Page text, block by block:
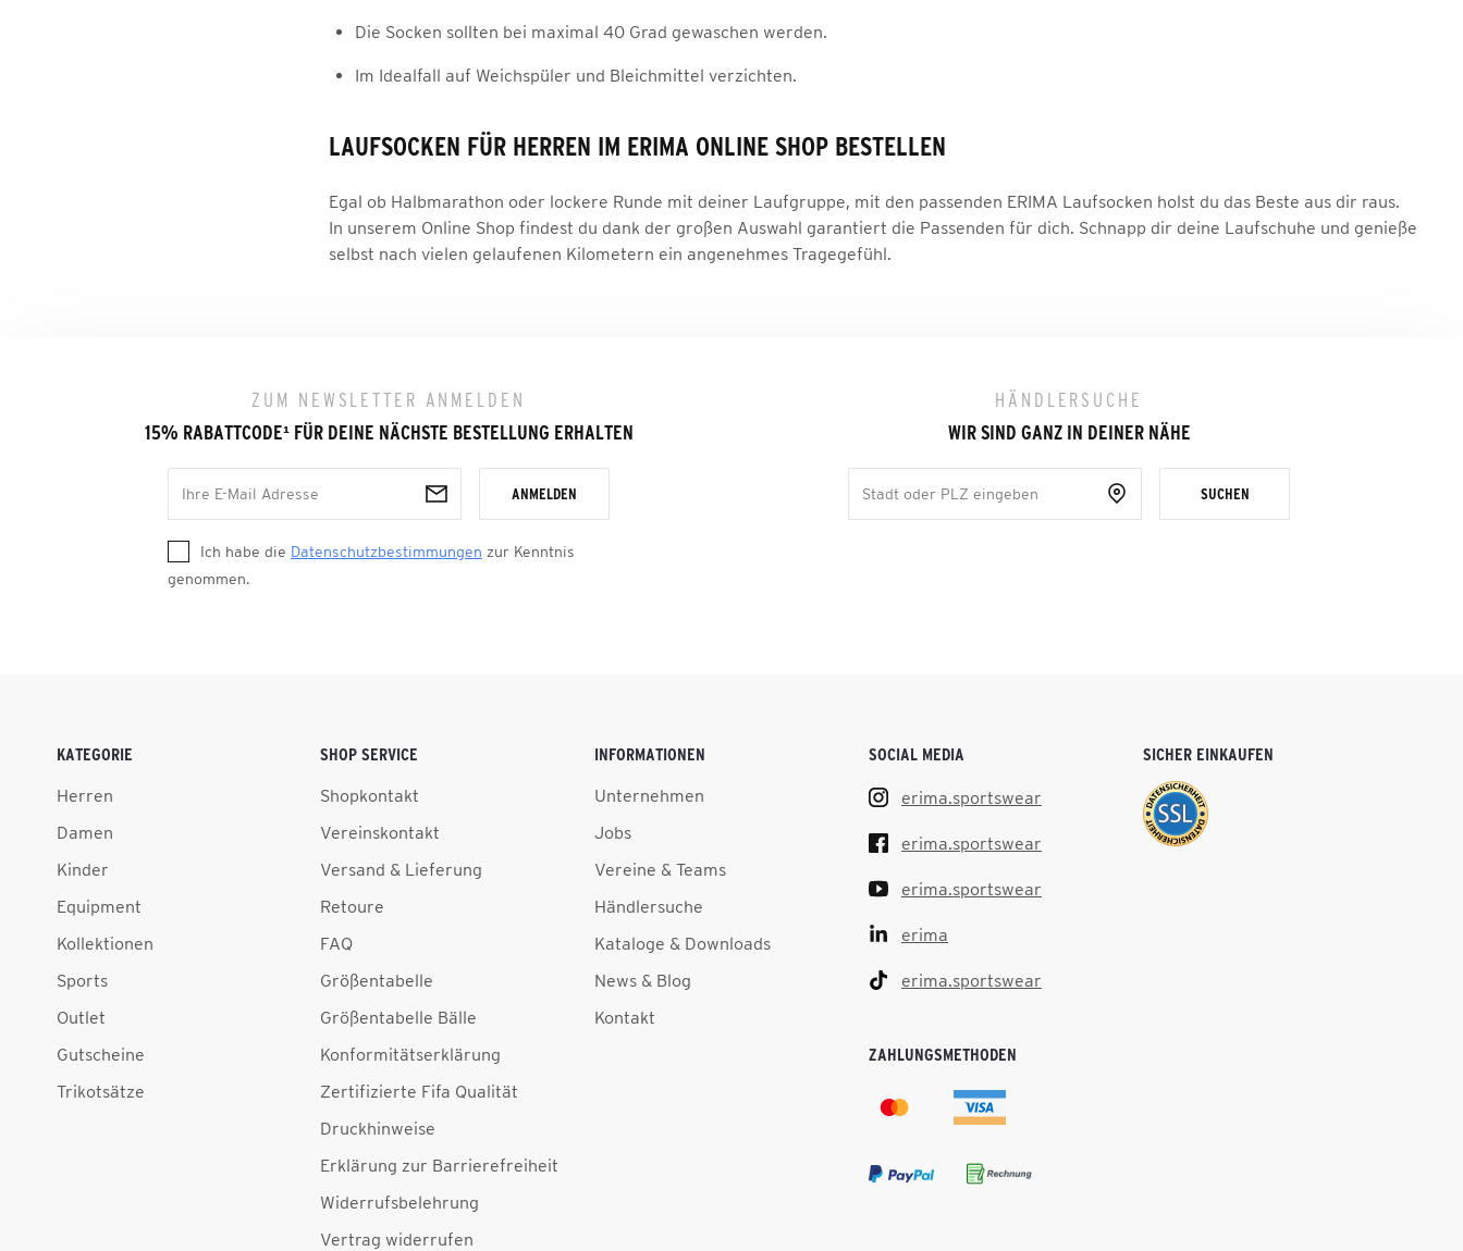
Die Socken sollten bei maximal 40 Grad gewaschen werden.
Im Idealfall auf Weichspüler und Bleichmittel verzichten.
LAUFSOCKEN FÜR HERREN IM ERIMA ONLINE SHOP BESTELLEN
Egal ob Halbmarathon oder lockere Runde mit deiner Laufgruppe, mit den passenden ERIMA Laufsocken holst du das Beste aus dir raus.
In unserem Online Shop findest du dank der großen Auswahl garantiert die Passenden für dich. Schnapp dir deine Laufschuhe und genieße
selbst nach vielen gelaufenen Kilometern ein angenehmes Tragegefühl.
ZUM NEWSLETTER ANMELDEN
15% RABATTCODE¹FÜR DEINE NÄCHSTE BESTELLUNG ERHALTEN
ANMELDEN
Ich habe die Datenschutzbestimmungen zur Kenntnis
genommen.
HÄNDLERSUCHE
WIR SIND GANZ IN DEINER NÄHE
SUCHEN
KATEGORIE
Herren
Damen
Kinder
Equipment
Kollektionen
Sports
Outlet
Gutscheine
Trikotsätze
SHOP SERVICE
Shopkontakt
Vereinskontakt
Versand & Lieferung
Retoure
FAQ
Größentabelle
Größentabelle Bälle
Konformitätserklärung
Zertifizierte Fifa Qualität
Druckhinweise
Erklärung zur Barrierefreiheit
Widerrufsbelehrung
Vertrag widerrufen
INFORMATIONEN
Unternehmen
Jobs
Vereine & Teams
Händlersuche
Kataloge & Downloads
News & Blog
Kontakt
SOCIAL MEDIA
erima.sportswear
erima.sportswear
erima.sportswear
erima
erima.sportswear
ZAHLUNGSMETHODEN
SICHER EINKAUFEN